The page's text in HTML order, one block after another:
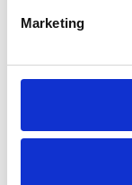
Marketing
buitengebruiken
kies je voor een
steigeronderdelen